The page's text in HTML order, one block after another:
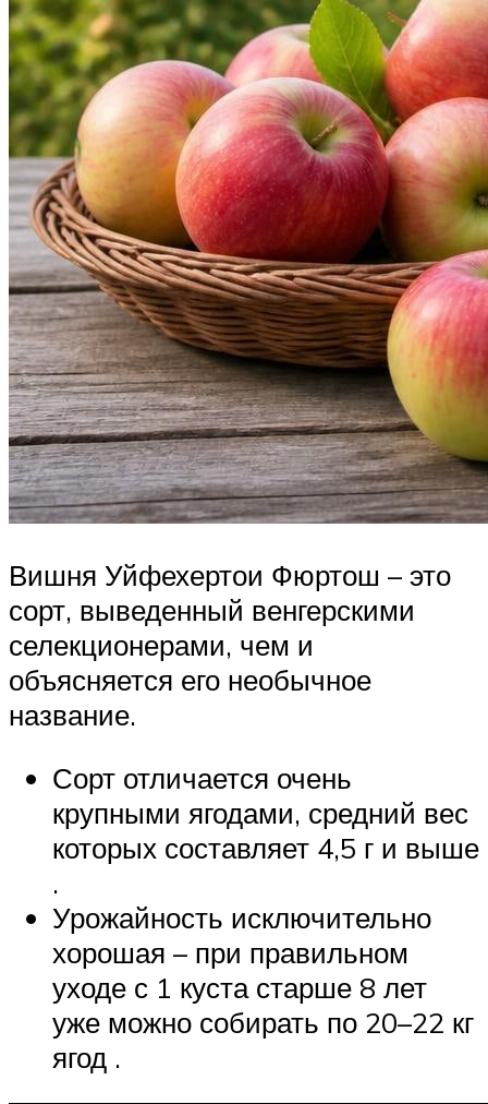
Вишня Уйфехертои Фюртош – это
сорт, выведенный венгерскими
селекционерами, чем и
объясняется его необычное
название.
Сорт отличается очень
крупными ягодами, средний вес
которых составляет 4,5 г и выше
.
Урожайность исключительно
хорошая – при правильном
уходе с 1 куста старше 8 лет
уже можно собирать по 20–22 кг
ягод .